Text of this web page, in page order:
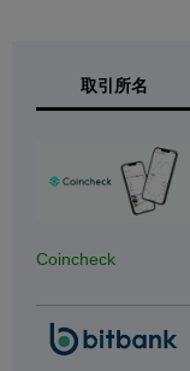
取引所名
Coincheck